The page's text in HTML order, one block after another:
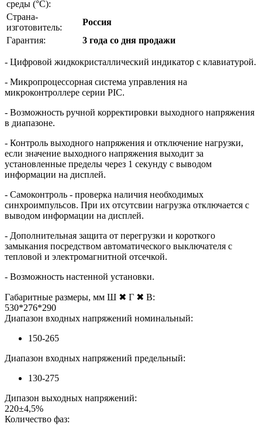
среды (°С):
Страна-
изготовитель:
Россия
Гарантия:
3 года со дня продажи
- Цифровой жидкокристаллический индикатор с клавиатурой.
- Микропроцессорная система управления на
микроконтроллере серии PIC.
- Возможность ручной корректировки выходного напряжения
в диапазоне.
- Контроль выходного напряжения и отключение нагрузки,
если значение выходного напряжения выходит за
установленные пределы через 1 секунду с выводом
информации на дисплей.
- Самоконтроль - проверка наличия необходимых
синхроимпульсов. При их отсутсвии нагрузка отключается с
выводом информации на дисплей.
- Дополнительная защита от перегрузки и короткого
замыкания посредством автоматического выключателя с
тепловой и электромагнитной отсечкой.
- Возможность настенной установки.
Габаритные размеры, мм Ш ✖ Г ✖ В:
530*276*290
Диапазон входных напряжений номинальный:
150-265
Диапазон входных напряжений предельный:
130-275
Дипазон выходных напряжений:
220±4,5%
Количество фаз: